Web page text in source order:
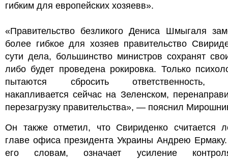
гибким для европейских хозяевв».
«Правительство безликого Дениса Шмыгаля
более гибкое для хозяев правительство
сути дела, большинство министров сохранят
либо будет проведена рокировка. Только
пытаются сбросить ответственность,
накапливается сейчас на Зеленском,
перезагрузку правительства», — пояснил
Он также отметил, что Свириденко считается
главе офиса президента Украины Андрею
его словам, означает усиление